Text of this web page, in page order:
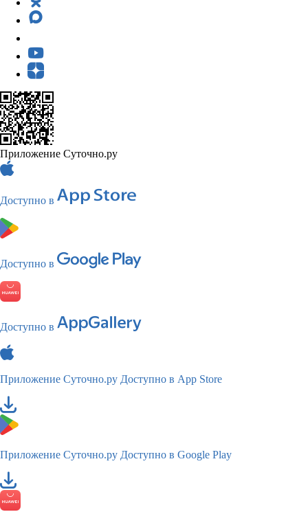
Приложение Суточно.ру
Доступно в
Доступно в
Доступно в
Приложение Суточно.ру Доступно в App Store
Приложение Суточно.ру Доступно в Google Play